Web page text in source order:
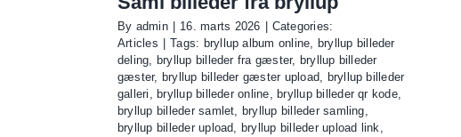
By admin 16. marts 2026
Categories:
Articles
Tags: bryllup album online, bryllup billeder
deling, bryllup billeder fra gæster, bryllup billeder
gæster, bryllup billeder gæster upload, bryllup billeder
galleri , bryllup billeder online, bryllup billeder qr kode,
bryllup billeder samlet, bryllup billeder samling,
bryllup billeder upload, bryllup billeder upload link,